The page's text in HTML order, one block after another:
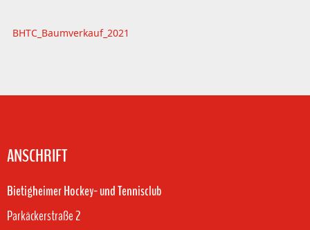
BHTC_Baumverkauf_2021
ANSCHRIFT
Bietigheimer Hockey- und Tennisclub
Parkäckerstraße 2